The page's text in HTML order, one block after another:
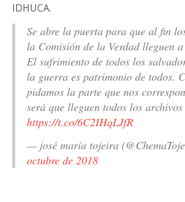
IDHUCA.
Se abre la puerta para que al fin
la Comisión de la Verdad lleguen
El sufrimiento de todos los
la guerra es patrimonio de todos.
pidamos la parte que nos
será que lleguen todos los archivos
https://t.co/6C2IHqLJfR
— josé maría tojeira
octubre de 2018